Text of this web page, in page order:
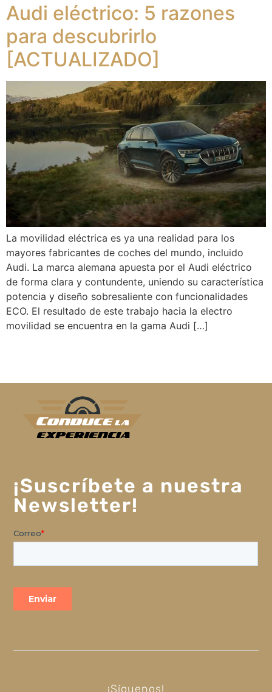
Audi eléctrico: 5 razones
para descubrirlo
[ACTUALIZADO]
La movilidad eléctrica es ya una realidad para los
mayores fabricantes de coches del mundo, incluido
Audi. La marca alemana apuesta por el Audi eléctrico
de forma clara y contundente, uniendo su característica
potencia y diseño sobresaliente con funcionalidades
ECO. El resultado de este trabajo hacia la electro
movilidad se encuentra en la gama Audi […]
¡Suscríbete a nuestra
Newsletter!
¡Síguenos!